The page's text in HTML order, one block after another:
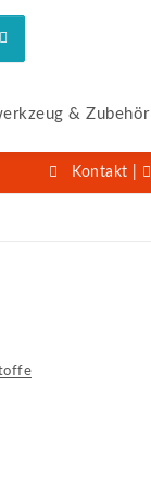
& Zubehör
Kontakt